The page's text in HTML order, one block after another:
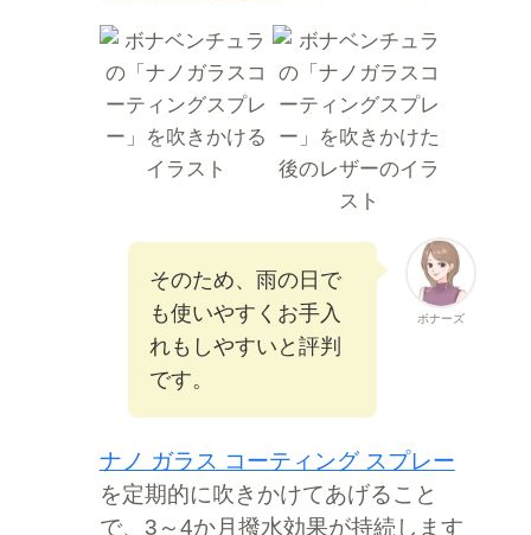
ボナーズ
そのため、雨の日で
も使いやすくお手入
れもしやすいと評判
です。
ナノ ガラス コーティング スプレー
を定期的に吹きかけてあげること
で、3～4か月撥水効果が持続します